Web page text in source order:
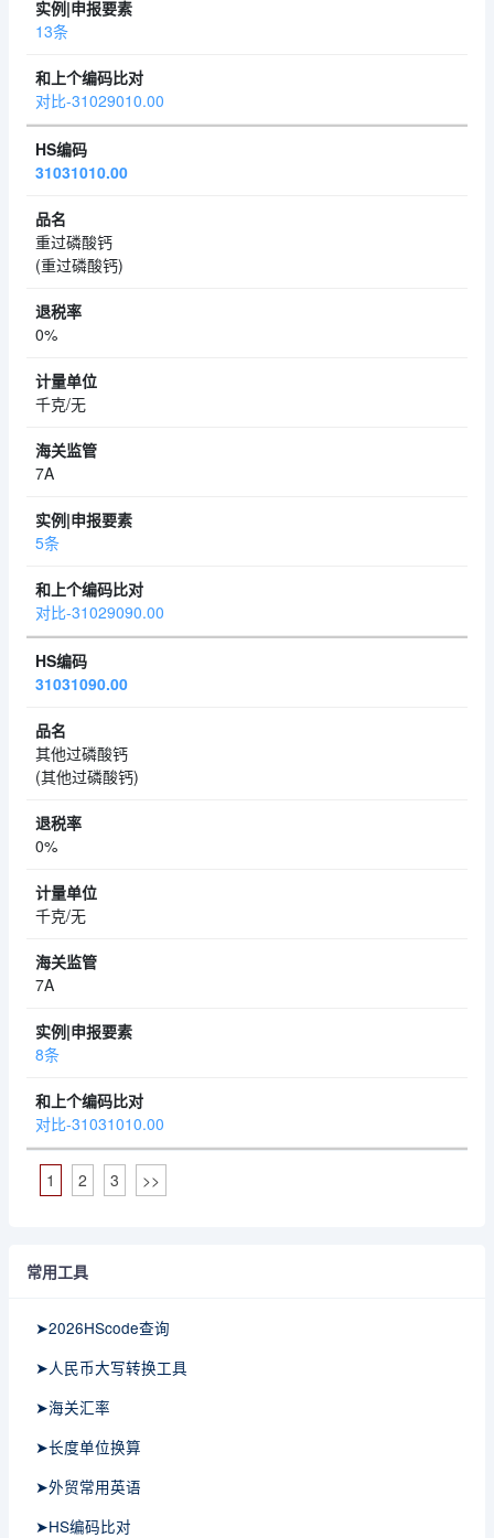
13条
对比-31029010.00
31031010.00
重过磷酸钙
(重过磷酸钙)
0%
千克/无
7A
5条
对比-31029090.00
31031090.00
其他过磷酸钙
(其他过磷酸钙)
0%
千克/无
7A
8条
对比-31031010.00
1 2 3 >>
常用工具
➤2026HScode查询
➤人民币大写转换工具
➤海关汇率
➤长度单位换算
➤外贸常用英语
➤HS编码比对